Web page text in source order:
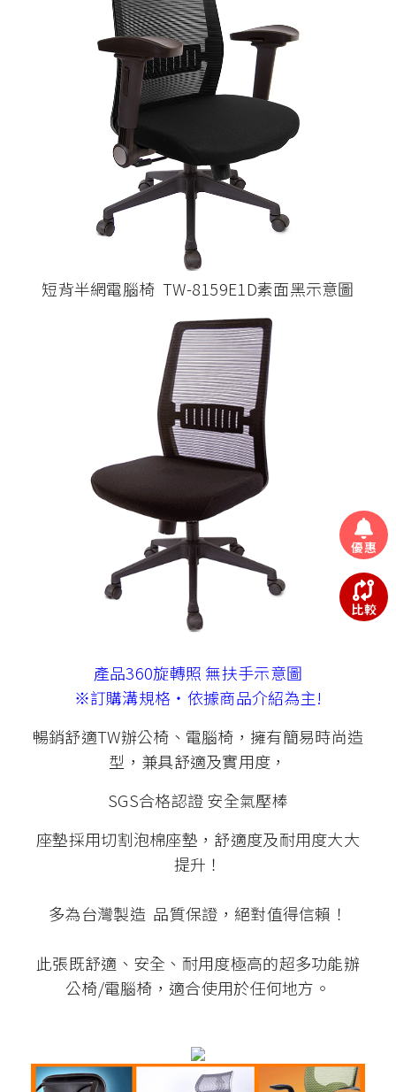
短背半網電腦椅 TW-8159E1D素面黑示意圖
產品360旋轉照 無扶手示意圖
※訂購溝規格‧依據商品介紹為主!
暢銷舒適TW辦公椅、電腦椅，擁有簡易時尚造
型，兼具舒適及實用度，
SGS合格認證 安全氣壓棒
座墊採用切割泡棉座墊，舒適度及耐用度大大
提升！
多為台灣製造 品質保證，絕對值得信賴！
此張既舒適、安全、耐用度極高的超多功能辦
公椅/電腦椅，適合使用於任何地方。
優惠
比較